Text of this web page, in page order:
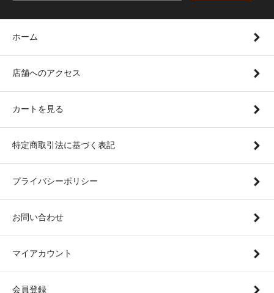
ホーム
店舗へのアクセス
カートを見る
特定商取引法に基づく表記
プライバシーポリシー
お問い合わせ
マイアカウント
会員登録